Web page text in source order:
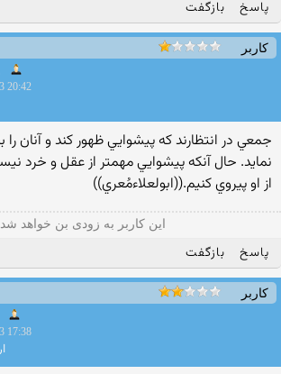
پاسخ بازگفت
کاربر
20:42
جمعي در انتظارند كه پيشوايي ظهور كند و آنان
نمايد. حال آنكه پيشوايي مهمتر از عقل و
از او پيروي كنيم.((ابولعلاءمُعري))
این کاربر به زودی بن خواهد
پاسخ بازگفت
کاربر
17:38